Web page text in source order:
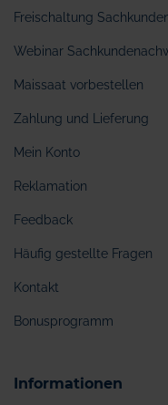
Freischaltung
Webinar
Maissaat vorbestellen
Zahlung und Lieferung
Mein Konto
Reklamation
Feedback
Häufig gestellte Fragen
Kontakt
Bonusprogramm
Informationen